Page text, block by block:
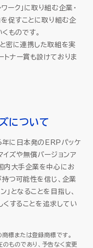
ーク」に取り組む企業・
を促すことに取り組む企
ものです。
密に連携した取組を実
ナー賞も設けておりま
について
年に日本発のERPパッケ
イズや無償バージョンア
内大手企業を中心にお
つ可能性を信じ、企業
となることを目指し、
しくすることを追求してい
標または登録商標です。
ものであり、予告なく変更